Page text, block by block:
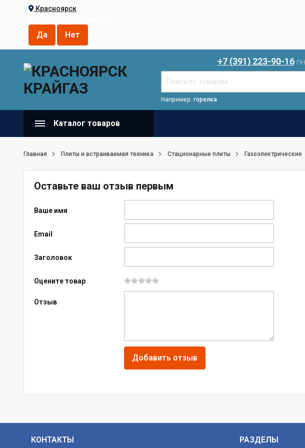
Красноярск
+7 (391) 223-90-16
Например: горелка
Каталог товаров
Главная Плиты и встраиваемая техника Стационарные плиты Газоэлектрические
Оставьте ваш отзыв первым
Ваше имя
Email
Заголовок
Оцените товар
Отзыв
КОНТАКТЫ РАЗДЕЛЫ